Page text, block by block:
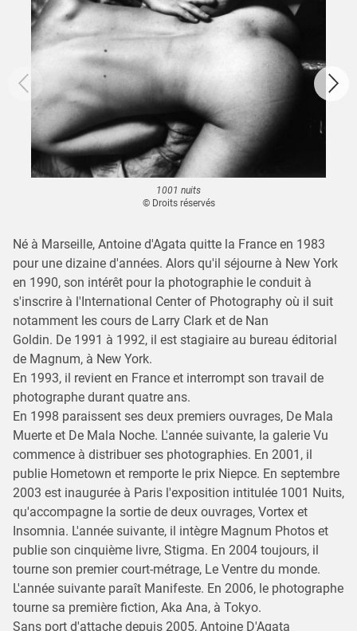
1001 nuits
© Droits réservés
Né à Marseille, Antoine d'Agata quitte la France en 1983
pour une dizaine d'années. Alors qu'il séjourne à New York
en 1990, son intérêt pour la photographie le conduit à
s'inscrire à l'International Center of Photography où il suit
notamment les cours de Larry Clark et de Nan
Goldin. De 1991 à 1992, il est stagiaire au bureau éditorial
de Magnum, à New York.
En 1993, il revient en France et interrompt son travail de
photographe durant quatre ans.
En 1998 paraissent ses deux premiers ouvrages, De Mala
Muerte et De Mala Noche. L'année suivante, la galerie Vu
commence à distribuer ses photographies. En 2001, il
publie Hometown et remporte le prix Niepce. En septembre
2003 est inaugurée à Paris l'exposition intitulée 1001 Nuits,
qu'accompagne la sortie de deux ouvrages, Vortex et
Insomnia. L'année suivante, il intègre Magnum Photos et
publie son cinquième livre, Stigma. En 2004 toujours, il
tourne son premier court-métrage, Le Ventre du monde.
L'année suivante paraît Manifeste. En 2006, le photographe
tourne sa première fiction, Aka Ana, à Tokyo.
Sans port d'attache depuis 2005, Antoine D'Agata